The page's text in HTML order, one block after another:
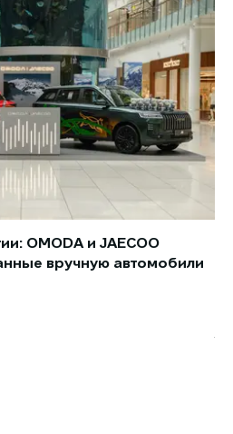
OMODA и JAECOO
вручную автомобили